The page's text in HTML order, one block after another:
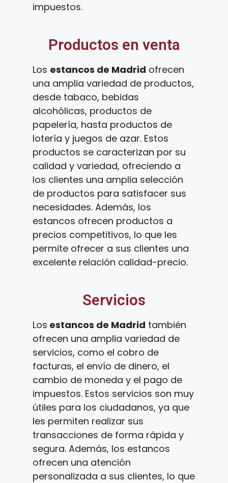
impuestos.
Productos en venta
Los estancos de Madrid ofrecen
una amplia variedad de productos,
desde tabaco, bebidas
alcohólicas, productos de
papelería, hasta productos de
lotería y juegos de azar. Estos
productos se caracterizan por su
calidad y variedad, ofreciendo a
los clientes una amplia selección
de productos para satisfacer sus
necesidades. Además, los
estancos ofrecen productos a
precios competitivos, lo que les
permite ofrecer a sus clientes una
excelente relación calidad-precio.
Servicios
Los estancos de Madrid también
ofrecen una amplia variedad de
servicios, como el cobro de
facturas, el envío de dinero, el
cambio de moneda y el pago de
impuestos. Estos servicios son muy
útiles para los ciudadanos, ya que
les permiten realizar sus
transacciones de forma rápida y
segura. Además, los estancos
ofrecen una atención
personalizada a sus clientes, lo que